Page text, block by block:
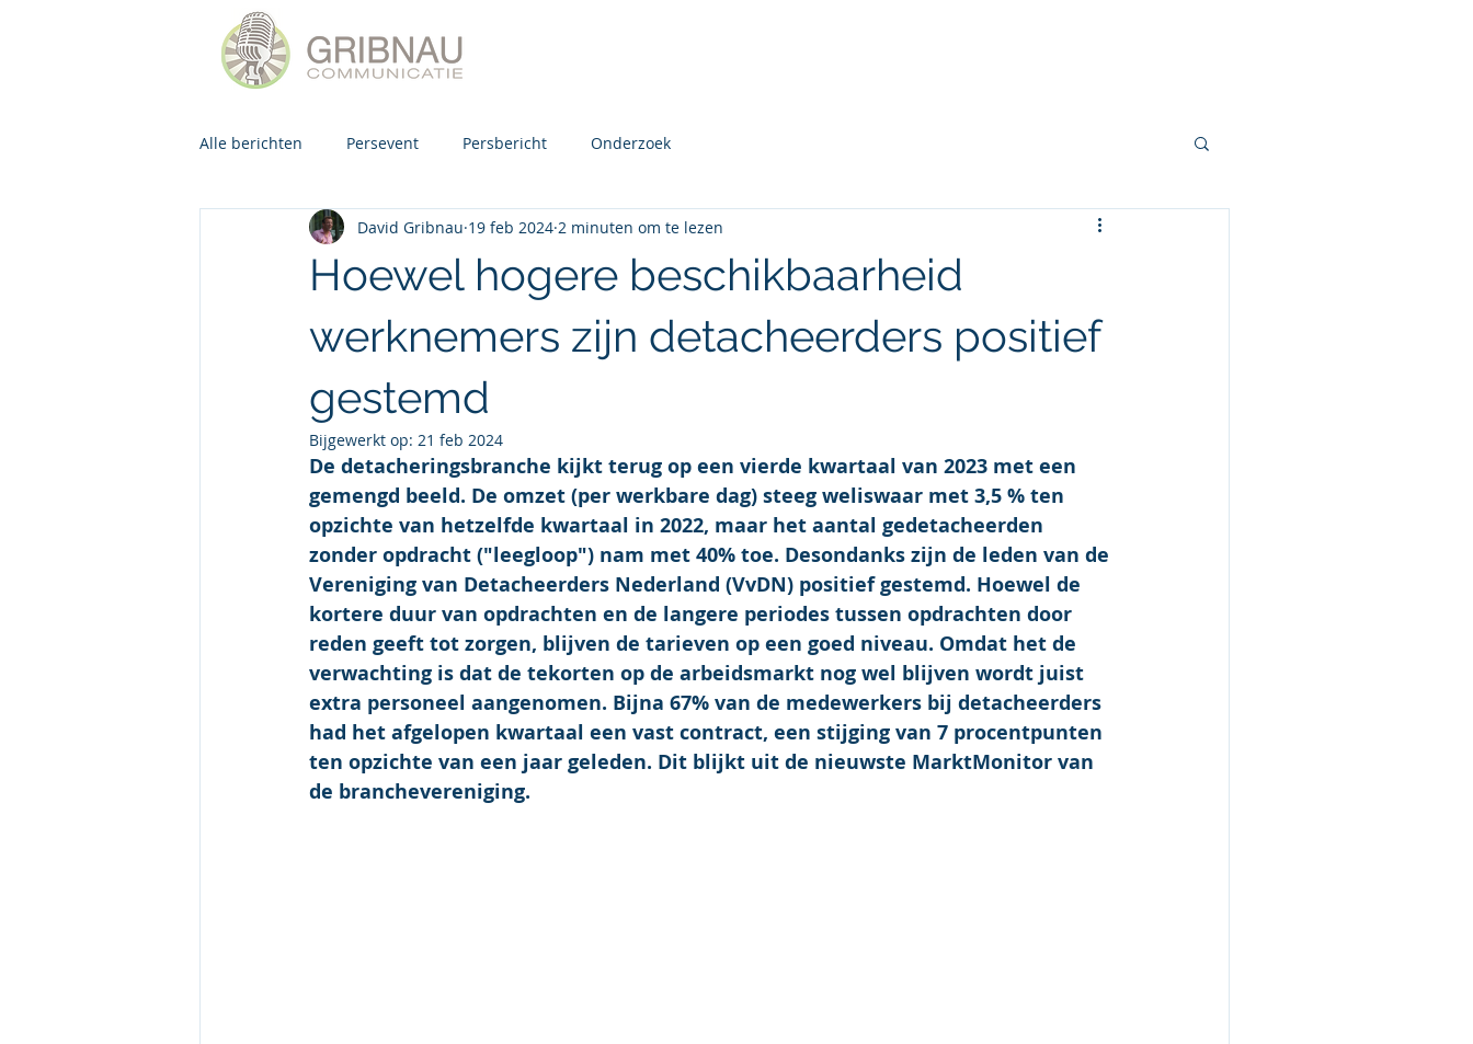
Alle berichten Persevent Persbericht Onderzoek
Hoewel hogere beschikbaarheid
werknemers zijn detacheerders positief
gestemd
David Gribnau 19 feb 2024 2 minuten om te lezen
Bijgewerkt op: 21 feb 2024
De detacheringsbranche kijkt terug op een vierde kwartaal van 2023 met een
gemengd beeld. De omzet (per werkbare dag) steeg weliswaar met 3,5 % ten
opzichte van hetzelfde kwartaal in 2022, maar het aantal gedetacheerden
zonder opdracht ("leegloop") nam met 40% toe. Desondanks zijn de leden van de
Vereniging van Detacheerders Nederland (VvDN) positief gestemd. Hoewel de
kortere duur van opdrachten en de langere periodes tussen opdrachten door
reden geeft tot zorgen, blijven de tarieven op een goed niveau. Omdat het de
verwachting is dat de tekorten op de arbeidsmarkt nog wel blijven wordt juist
extra personeel aangenomen. Bijna 67% van de medewerkers bij detacheerders
had het afgelopen kwartaal een vast contract, een stijging van 7 procentpunten
ten opzichte van een jaar geleden. Dit blijkt uit de nieuwste MarktMonitor van
de branchevereniging.